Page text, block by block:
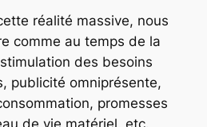
réalité massive, nous
comme au temps de la
des besoins
publicité omniprésente,
promesses
de vie matériel, etc.